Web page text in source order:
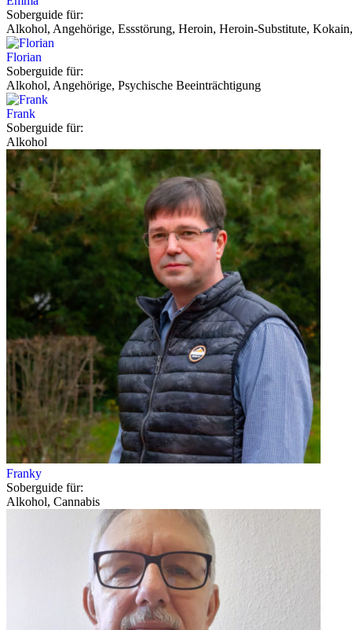
Soberguide für:
Alkohol, Angehörige, Essstörung, Heroin, Heroin-Substitute,
Florian
Soberguide für:
Alkohol, Angehörige, Psychische Beeinträchtigung
Frank
Soberguide für:
Alkohol
Franky
Soberguide für:
Alkohol, Cannabis